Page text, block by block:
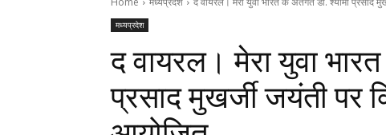
मध्यप्रदेश
द वायरल। मेरा युवा
प्रसाद मुखर्जी जयंती पर